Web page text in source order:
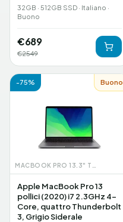
32GB · 512GB SSD · Italiano ·
Buono
€689
€2549
-75% Buono
Apple MacBook Pro 13
pollici (2020) i7 2.3GHz 4-
Core, quattro Thunderbolt
3, Grigio Siderale